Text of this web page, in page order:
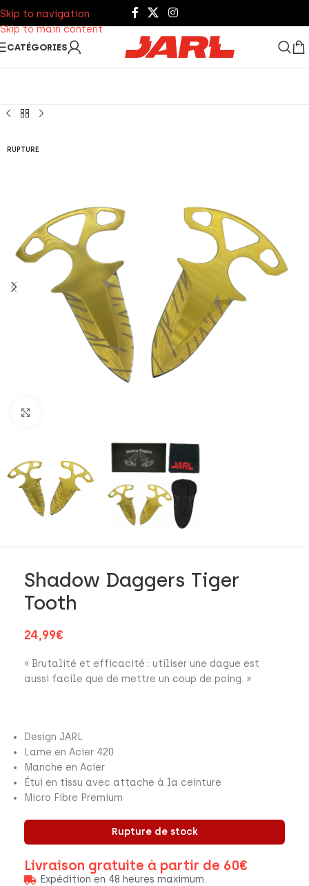
Skip to navigation
Skip to main content
CATÉGORIES
RUPTURE
Shadow Daggers Tiger
Tooth
24,99€
« Brutalité et efficacité : utiliser une dague est
aussi facile que de mettre un coup de poing. »
Design JARL
Lame en Acier 420
Manche en Acier
Étui en tissu avec attache à la ceinture
Micro Fibre Premium
Rupture de stock
Livraison gratuite à partir de 60€
Expédition en 48 heures maximum.